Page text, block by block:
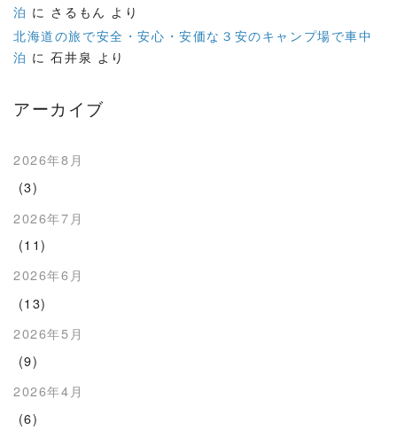
泊 に さるもん より
北海道の旅で安全・安心・安価な３安のキャンプ場で車中
泊 に石井泉 より
アーカイブ
2026年8月
(3)
2026年7月
(11)
2026年6月
(13)
2026年5月
(9)
2026年4月
(6)